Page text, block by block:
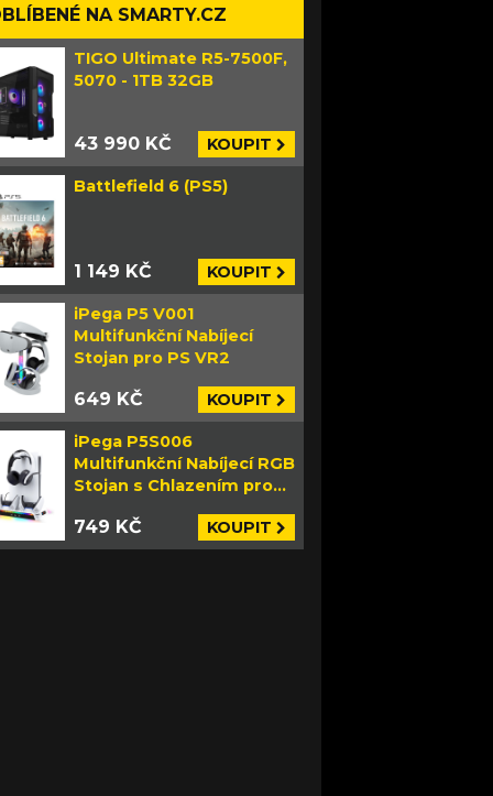
NA SMARTY.CZ
TIGO Ultimate R5-7500F,
5070 - 1TB 32GB
43 990 KČ KOUPIT
Battlefield 6 (PS5)
1 149 KČ KOUPIT
iPega P5 V001
Multifunkční Nabíjecí
Stojan pro PS VR2
649 KČ KOUPIT
iPega P5S006
Multifunkční Nabíjecí RGB
Stojan s Chlazením pro
749 KČ KOUPIT